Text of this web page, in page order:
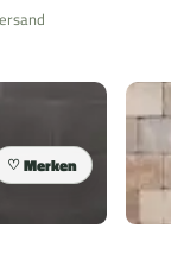
Merken